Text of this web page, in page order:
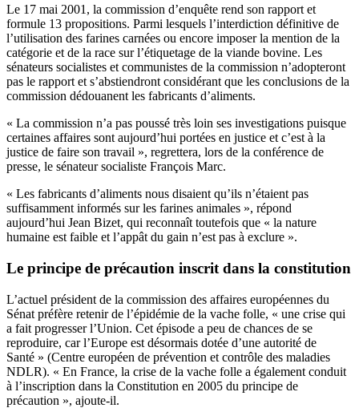
Le 17 mai 2001, la commission d’enquête rend son rapport et
formule 13 propositions. Parmi lesquels l’interdiction définitive de
l’utilisation des farines carnées ou encore imposer la mention de la
catégorie et de la race sur l’étiquetage de la viande bovine. Les
sénateurs socialistes et communistes de la commission n’adopteront
pas le rapport et s’abstiendront considérant que les conclusions de la
commission dédouanent les fabricants d’aliments.
« La commission n’a pas poussé très loin ses investigations puisque
certaines affaires sont aujourd’hui portées en justice et c’est à la
justice de faire son travail », regrettera, lors de la conférence de
presse, le sénateur socialiste François Marc.
« Les fabricants d’aliments nous disaient qu’ils n’étaient pas
suffisamment informés sur les farines animales », répond
aujourd’hui Jean Bizet, qui reconnaît toutefois que « la nature
humaine est faible et l’appât du gain n’est pas à exclure ».
Le principe de précaution inscrit dans la constitution
L’actuel président de la commission des affaires européennes du
Sénat préfère retenir de l’épidémie de la vache folle, « une crise qui
a fait progresser l’Union. Cet épisode a peu de chances de se
reproduire, car l’Europe est désormais dotée d’une autorité de
Santé » (Centre européen de prévention et contrôle des maladies
NDLR). « En France, la crise de la vache folle a également conduit
à l’inscription dans la Constitution en 2005 du principe de
précaution », ajoute-il.